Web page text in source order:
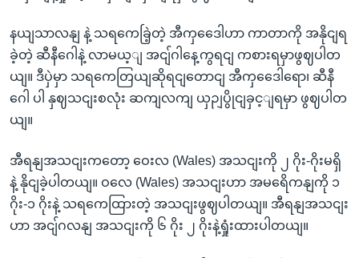
နယျသာလနျ နဲ့ သရကေခြဲ့တဲ့ အီကှဒေေါဟာ ကာတာကို အနိုငျရ
ခဲ့တဲ့ ဆီနီဂေါနဲ့ လာမယ့ျ အငျ်ဂါနေ့ကွရငျ ကစားရမှာဖွဈပါတ
ယျ။ ဒီပှဲမှာ သရကေတြယျဆိုရငျတောငျ အီကှဒေေါရော၊ ဆီနီ
ဂေါ ပါ နှဈသငျးစလုံး ဆကျလကျ ယှဉျပွိုငျခှင့ျရမှာ ဖွဈပါတ
ယျ။
အီရနျအသငျးကတော့ ဝေးလ (Wales) အသငျးကို ၂ ဂိုး-ဂိုးမရှိ
နဲ့ နိုငျခဲ့ပါတယျ။ ဝလေ (Wales) အသငျးဟာ အမရေိကနျကို ၁
ဂိုး-၁ ဂိုးနဲ့ သရကေထြားတဲ့ အသငျးဖွဈပါတယျ။ အီရနျအသငျး
ဟာ အငျ်ဂလနျ အသငျးကို ၆ ဂိုး ၂ ဂိုးနဲ့ရှုံးထားပါတယျ။